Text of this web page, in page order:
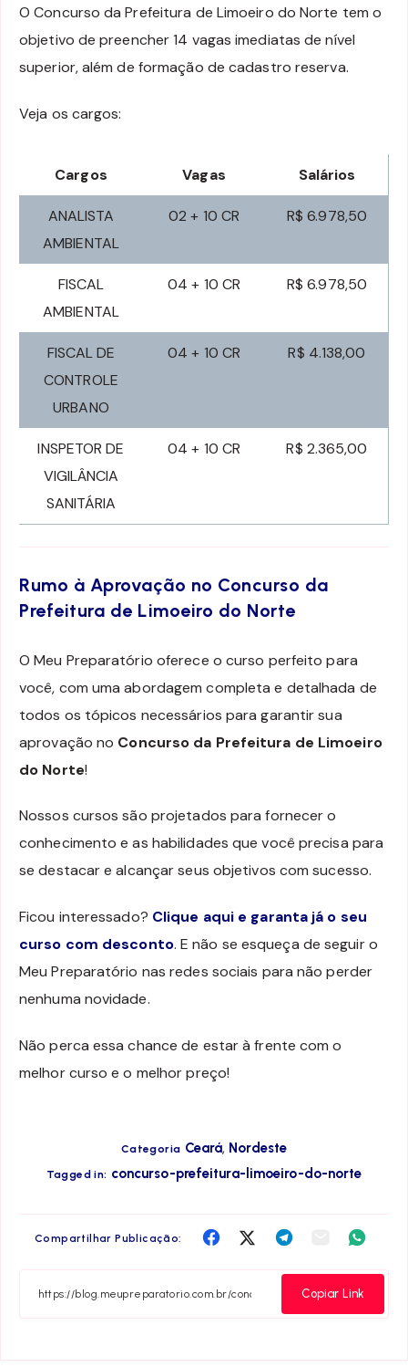
O Concurso da Prefeitura de Limoeiro do Norte tem o
objetivo de preencher 14 vagas imediatas de nível
superior, além de formação de cadastro reserva.
Veja os cargos:
Cargos Vagas Salários
ANALISTA
AMBIENTAL
02 + 10 CR R$ 6.978,50
FISCAL
AMBIENTAL
04 + 10 CR R$ 6.978,50
FISCAL DE
CONTROLE
URBANO
04 + 10 CR R$ 4.138,00
INSPETOR DE
VIGILÂNCIA
SANITÁRIA
04 + 10 CR R$ 2.365,00
Rumo à Aprovação no Concurso da
Prefeitura de Limoeiro do Norte
O Meu Preparatório oferece o curso perfeito para
você, com uma abordagem completa e detalhada de
todos os tópicos necessários para garantir sua
aprovação no Concurso da Prefeitura de Limoeiro
do Norte!
Nossos cursos são projetados para fornecer o
conhecimento e as habilidades que você precisa para
se destacar e alcançar seus objetivos com sucesso.
Ficou interessado? Clique aqui e garanta já o seu
curso com desconto. E não se esqueça de seguir o
Meu Preparatório nas redes sociais para não perder
nenhuma novidade.
Não perca essa chance de estar à frente com o
melhor curso e o melhor preço!
Categoria Ceará, Nordeste
Tagged in: concurso-prefeitura-limoeiro-do-norte
Compartilhar Publicação:
Compartilha
Facebook
CompartilhaCompartilha
Telegram
Compartilha
Email
Copiar Link